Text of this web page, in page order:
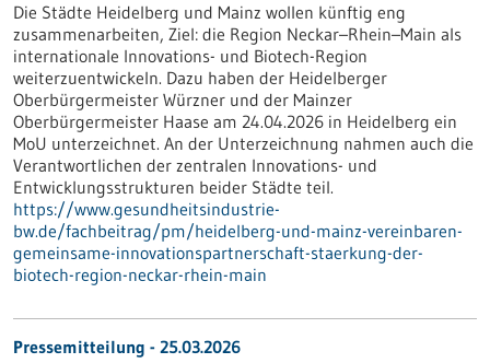
Die Städte Heidelberg und Mainz wollen künftig eng
zusammenarbeiten, Ziel: die Region Neckar–Rhein–Main als
internationale Innovations- und Biotech-Region
weiterzuentwickeln. Dazu haben der Heidelberger
Oberbürgermeister Würzner und der Mainzer
Oberbürgermeister Haase am 24.04.2026 in Heidelberg ein
MoU unterzeichnet. An der Unterzeichnung nahmen auch die
Verantwortlichen der zentralen Innovations- und
Entwicklungsstrukturen beider Städte teil.
https://www.gesundheitsindustrie-
bw.de/fachbeitrag/pm/heidelberg-und-mainz-vereinbaren-
gemeinsame-innovationspartnerschaft-staerkung-der-
biotech-region-neckar-rhein-main
Pressemitteilung - 25.03.2026